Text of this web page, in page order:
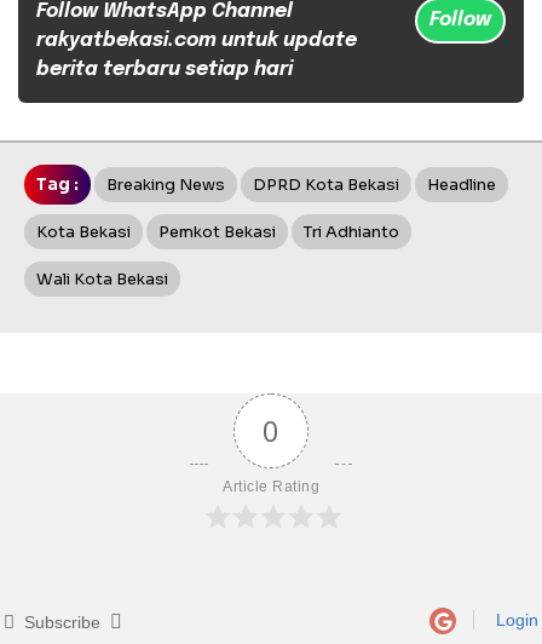
Follow WhatsApp Channel
rakyatbekasi.com untuk update
berita terbaru setiap hari
Follow
Tag : Breaking News DPRD Kota Bekasi Headline
Kota Bekasi Pemkot Bekasi Tri Adhianto
Wali Kota Bekasi
0
Article Rating
Subscribe Login